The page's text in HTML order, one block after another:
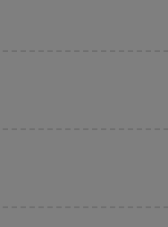
als dies propers
que alguns